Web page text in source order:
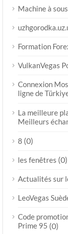
Machine à
Formation
VulkanVegas
Connexion
ligne de
La meilleure
Meilleurs
8 (0)
les fenêtres (0)
Actualités sur
LeoVegas
Code
Prime 95 (0)